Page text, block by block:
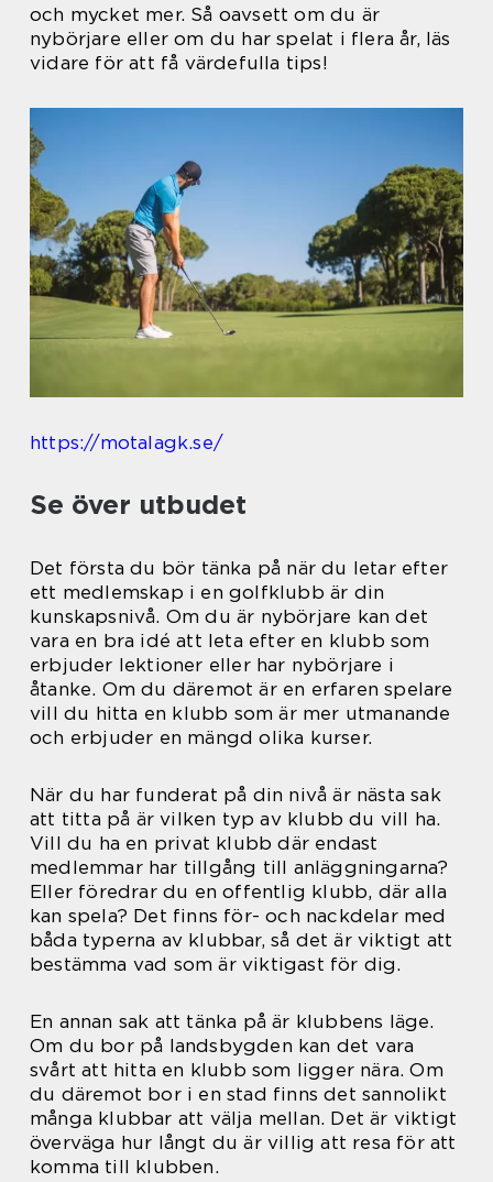
och mycket mer. Så oavsett om du är
nybörjare eller om du har spelat i flera år, läs
vidare för att få värdefulla tips!
https://motalagk.se/
Se över utbudet
Det första du bör tänka på när du letar efter
ett medlemskap i en golfklubb är din
kunskapsnivå. Om du är nybörjare kan det
vara en bra idé att leta efter en klubb som
erbjuder lektioner eller har nybörjare i
åtanke. Om du däremot är en erfaren spelare
vill du hitta en klubb som är mer utmanande
och erbjuder en mängd olika kurser.
När du har funderat på din nivå är nästa sak
att titta på är vilken typ av klubb du vill ha.
Vill du ha en privat klubb där endast
medlemmar har tillgång till anläggningarna?
Eller föredrar du en offentlig klubb, där alla
kan spela? Det finns för- och nackdelar med
båda typerna av klubbar, så det är viktigt att
bestämma vad som är viktigast för dig.
En annan sak att tänka på är klubbens läge.
Om du bor på landsbygden kan det vara
svårt att hitta en klubb som ligger nära. Om
du däremot bor i en stad finns det sannolikt
många klubbar att välja mellan. Det är viktigt
överväga hur långt du är villig att resa för att
komma till klubben.